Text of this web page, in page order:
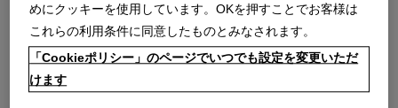
SOCIETY (ソサエティ) - REM ボッ
クスシーツ キング（202
MASTICE）
（キング 202 MASTICE）
SOCIETY (ソサエティ) - REM ボッ
クスシーツ キング (225 CRAB)
BASIC
めにクッキーを使用しています。OKを押すことでお客様は
これらの利用条件に同意したものとみなされます。
「Cookieポリシー」のページでいつでも設定を変更いただ
けます